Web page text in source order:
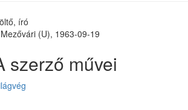
író
(U), 1963-09-19
szerző művei